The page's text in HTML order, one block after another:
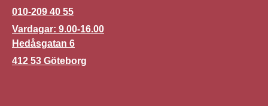
010-209 40 55
Vardagar: 9.00-16.00
Hedåsgatan 6
412 53 Göteborg